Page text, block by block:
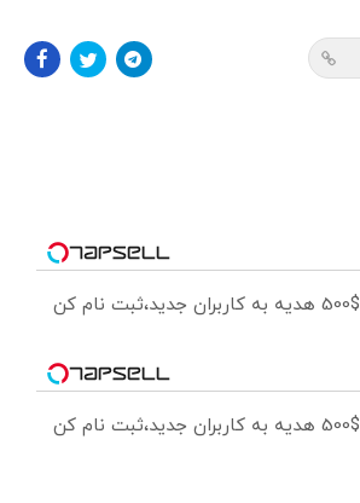
500$ هدیه به کاربران جدید،ثبت نام کن
500$ هدیه به کاربران جدید،ثبت نام کن